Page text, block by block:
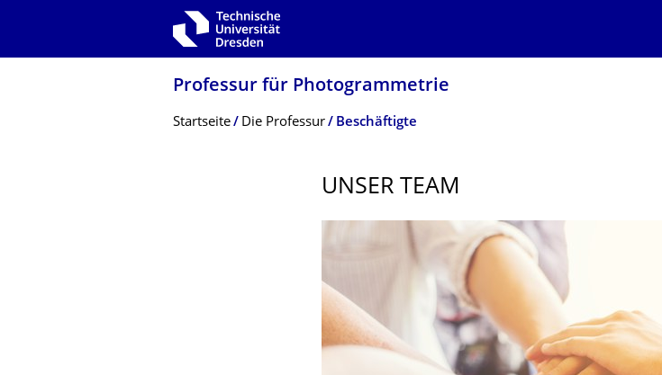
Zur Hauptnavigation springen
Professur für Photogrammetrie
Breadcrumb-Menü
Startseite Die Professur Beschäftigte
UNSER TEAM